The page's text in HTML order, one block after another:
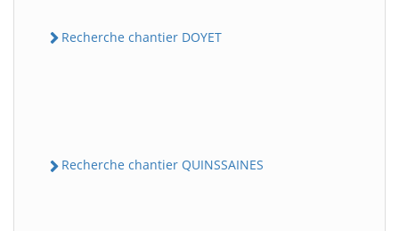
Recherche chantier DOYET
Recherche chantier QUINSSAINES